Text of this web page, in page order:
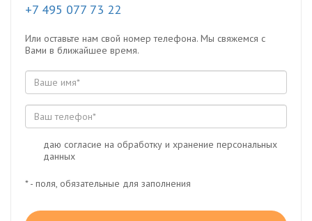
+7 495 077 73 22
Или оставьте нам свой номер телефона. Мы свяжемся с
Вами в ближайшее время.
даю согласие на обработку и хранение персональных
данных
* - поля, обязательные для заполнения